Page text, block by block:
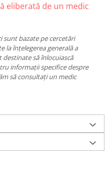
eliberată de un medic
bazate pe cercetări
la înțelegerea generală a
să înlocuiască
informații specifice despre
să consultați un medic